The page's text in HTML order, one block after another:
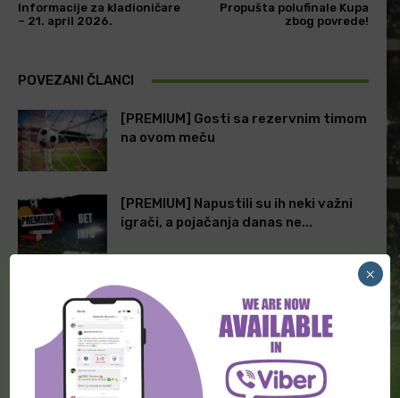
Informacije za kladioničare
– 21. april 2026.
Propušta polufinale Kupa
zbog povrede!
POVEZANI ČLANCI
[PREMIUM] Gosti sa rezervnim timom
na ovom meču
[PREMIUM] Napustili su ih neki važni
igrači, a pojačanja danas ne...
[PREMIUM] Danas će na teren istrčati
rezerve i omladinci, predložena
kvota...
×